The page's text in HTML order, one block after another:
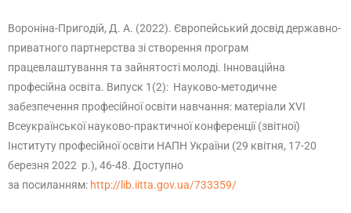
Вороніна-Пригодій, Д. А. (2022). Європейський досвід державно-
приватного партнерства зі створення програм
працевлаштування та зайнятості молоді. Інноваційна
професійна освіта. Випуск 1(2): Науково-методичне
забезпечення професійної освіти навчання: матеріали ХVІ
Всеукраїнської науково-практичної конференції (звітної)
Інституту професійної освіти НАПН України (29 квітня, 17-20
березня 2022 р.), 46-48. Доступно
за посиланням: http://lib.iitta.gov.ua/733359/